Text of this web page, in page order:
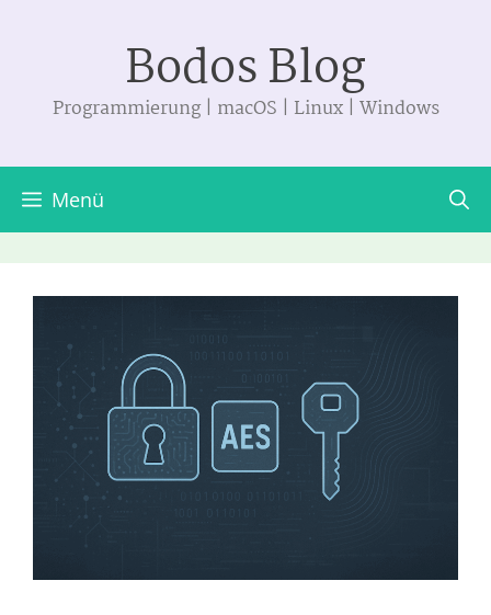
springen
Bodos Blog
Programmierung | macOS | Linux | Windows
Menü